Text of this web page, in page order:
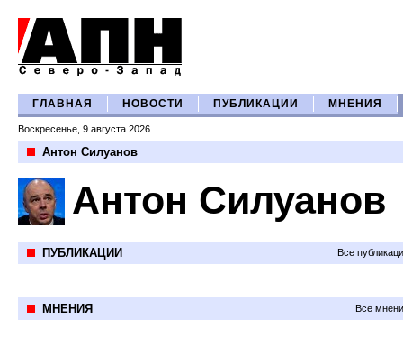
ГЛАВНАЯ НОВОСТИ ПУБЛИКАЦИИ МНЕНИЯ
Воскресенье, 9 августа 2026
Антон Силуанов
Антон Силуанов
ПУБЛИКАЦИИ Все
МНЕНИЯ Все